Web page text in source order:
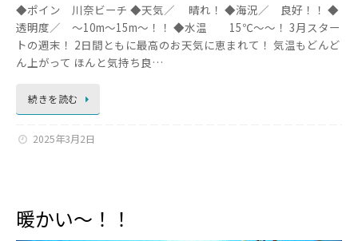
◆ポイン 川奈ビーチ ◆天気／ 晴れ！ ◆海況／ 良好！！ ◆
透明度／ ～10m～15m～！！ ◆水温 15℃～～！ 3月スター
トの週末！ 2日間ともに最高のお天気に恵まれて！ 気温もどんど
ん上がって ほんと気持ち良…
続きを読む
2025年3月2日
暖かい～！！